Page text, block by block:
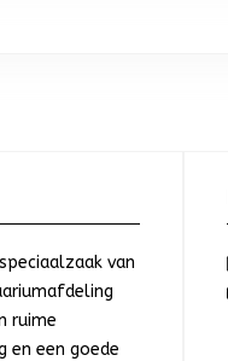
van
ruime
en een goede